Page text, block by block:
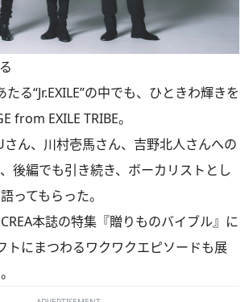
る“Jr.EXILE”の中でも、ひときわ輝きを
from EXILE TRIBE。
ん、川村壱馬さん、吉野北人さんへの
後編でも引き続き、ボーカリストとし
ってもらった。
本誌の特集『贈りものバイブル』に
トにまつわるワクワクエピソードも展